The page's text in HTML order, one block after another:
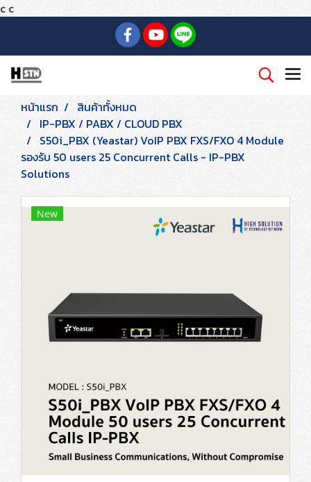
c c
หน้าแรก
สินค้าทั้งหมด
IP-PBX / PABX / CLOUD PBX
S50i_PBX (Yeastar) VoIP PBX FXS/FXO 4 Module
รองรับ 50 users 25 Concurrent Calls - IP-PBX
Solutions
New